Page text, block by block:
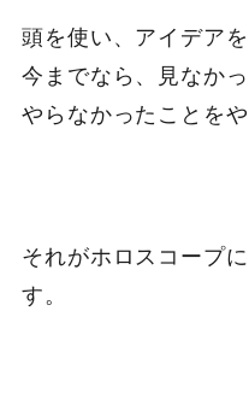
頭を使い、アイデア
今までなら、見なか
やらなかったことを
それがホロスコープ
す。